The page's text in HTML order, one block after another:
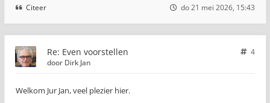
Citeer do 21 mei 2026, 15:43
Re: Even voorstellen
4
door Dirk Jan
Welkom Jur Jan, veel plezier hier.